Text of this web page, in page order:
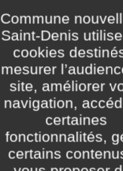
Commune
Saint-Denis
cookies
mesurer
site, améliorer
navigation,
certaines
fonctionnalités,
certains